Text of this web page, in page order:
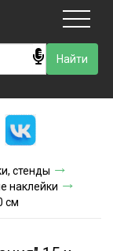
стенды
наклейки
см